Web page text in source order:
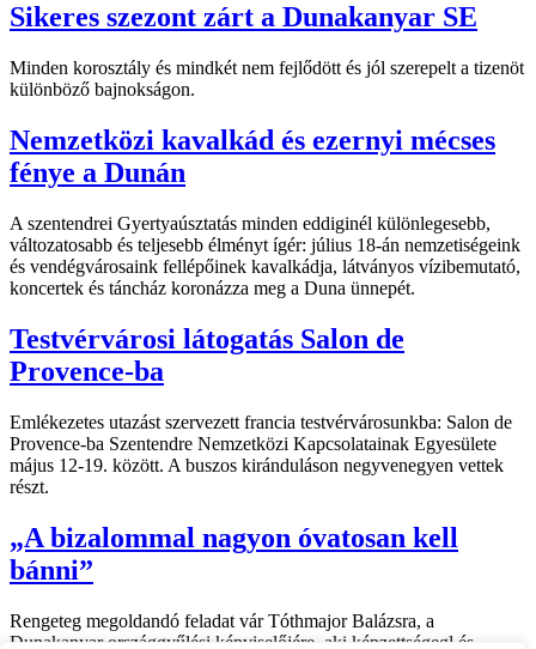
Sikeres szezont zárt a Dunakanyar SE
Minden korosztály és mindkét nem fejlődött és jól szerepelt a tizenöt
különböző bajnokságon.
Nemzetközi kavalkád és ezernyi mécses
fénye a Dunán
A szentendrei Gyertyaúsztatás minden eddiginél különlegesebb,
változatosabb és teljesebb élményt ígér: július 18-án nemzetiségeink
és vendégvárosaink fellépőinek kavalkádja, látványos vízibemutató,
koncertek és táncház koronázza meg a Duna ünnepét.
Testvérvárosi látogatás Salon de
Provence-ba
Emlékezetes utazást szervezett francia testvérvárosunkba: Salon de
Provence-ba Szentendre Nemzetközi Kapcsolatainak Egyesülete
május 12-19. között. A buszos kiránduláson negyvenegyen vettek
részt.
„A bizalommal nagyon óvatosan kell
bánni”
Rengeteg megoldandó feladat vár Tóthmajor Balázsra, a
Dunakanyar országgyűlési képviselőjére, aki képzettségegl és